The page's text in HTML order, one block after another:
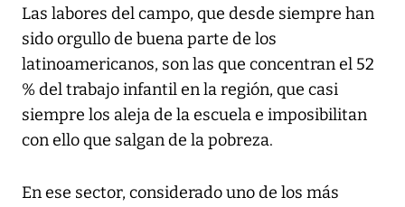
Las labores del campo, que desde siempre han
sido orgullo de buena parte de los
latinoamericanos, son las que concentran el 52
% del trabajo infantil en la región, que casi
siempre los aleja de la escuela e imposibilitan
con ello que salgan de la pobreza.
En ese sector, considerado uno de los más